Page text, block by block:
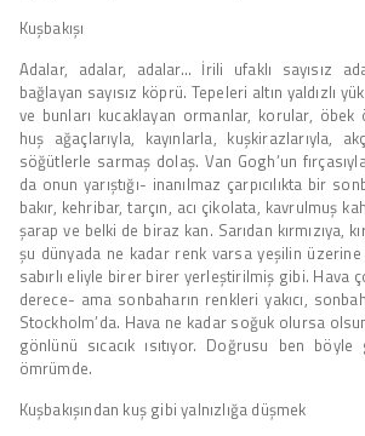
Kuşbakışı
Adalar, adalar, adalar… İrili ufaklı sayısız
bağlayan sayısız köprü. Tepeleri altın yaldızlı
ve bunları kucaklayan ormanlar, korular,
huş ağaçlarıyla, kayınlarla, kuşkirazlarıyla,
söğütlerle sarmaş dolaş. Van Gogh’un
da onun yarıştığı- inanılmaz çarpıcılıkta bir
bakır, kehribar, tarçın, acı çikolata, kavrulmuş
şarap ve belki de biraz kan. Sarıdan kırmızıya,
şu dünyada ne kadar renk varsa yeşilin
sabırlı eliyle birer birer yerleştirilmiş gibi. Hava
derece- ama sonbaharın renkleri yakıcı,
Stockholm’da. Hava ne kadar soğuk olursa
gönlünü sıcacık ısıtıyor. Doğrusu ben
ömrümde.
Kuşbakışından kuş gibi yalnızlığa düşmek